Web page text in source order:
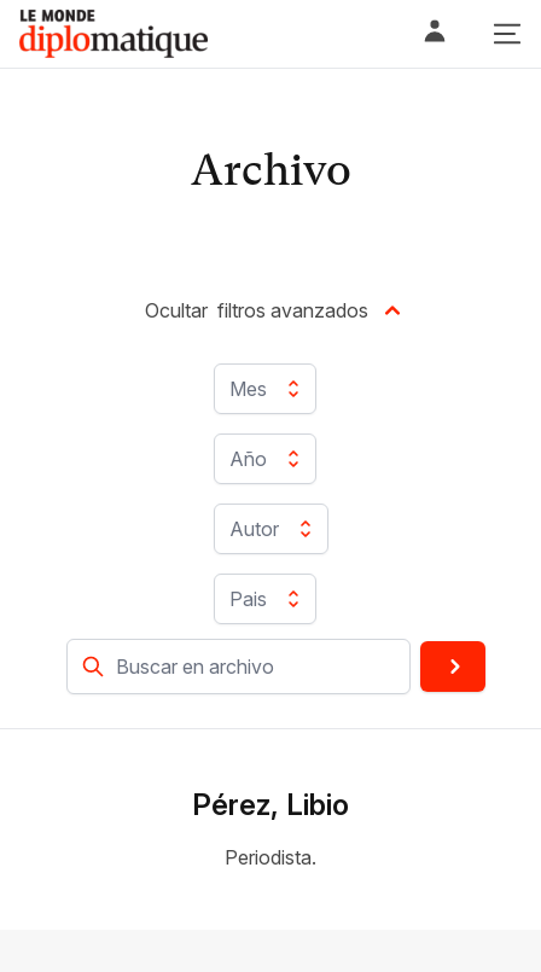
Skip
content
Le monde diplomatique
Archivo
Mes
Año
Autor
Pais
Ocultar filtros avanzados
Pérez, Libio
Periodista.